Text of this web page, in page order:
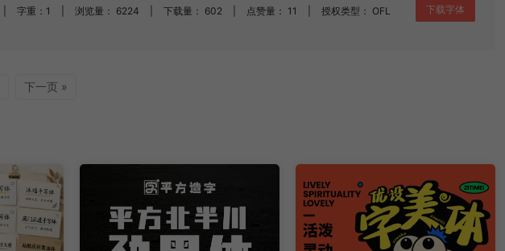
字重：1 浏览量： 6224 下载量： 602 点赞量： 11 授权类型： OFL 下载字体
下一页 »